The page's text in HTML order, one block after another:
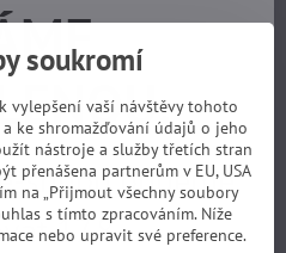
soukromí
vylepšení vaší návštěvy tohoto
ke shromažďování údajů o jeho
nástroje a služby třetích stran
přenášena partnerům v EU, USA
na „Přijmout všechny soubory
s tímto zpracováním. Níže
nebo upravit své preference.
shopu budeme
17.8.